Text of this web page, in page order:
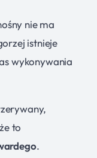
nie ma
istnieje
wykonywania
to
.